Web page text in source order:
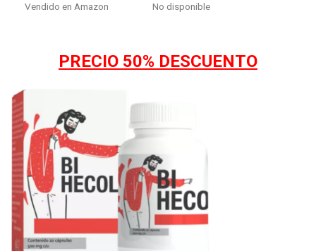
Vendido en Amazon No disponible
PRECIO 50% DESCUENTO